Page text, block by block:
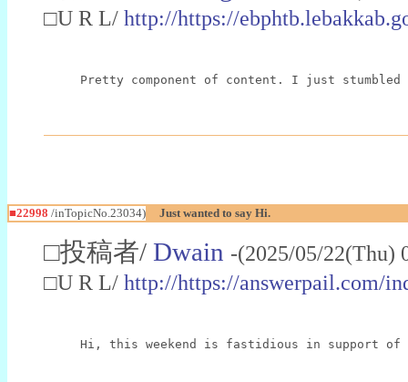
□U R L/ http://https://
Pretty component of content. I just
■22998 /inTopicNo.23034) Just wanted to say Hi.
□投稿者/ Dwain -(2025/05/
□U R L/ http://https://answerpail.com/
Hi, this weekend is fastidious in support of